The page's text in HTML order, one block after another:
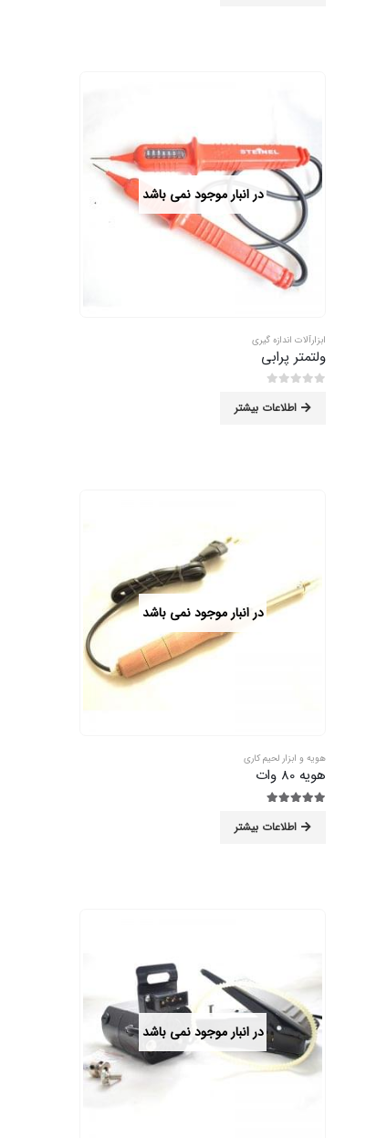
در انبار موجود نمی باشد
ابزارآلات اندازه گیری
ولتمتر پرابی
اطلاعات بیشتر
در انبار موجود نمی باشد
هویه و ابزار لحیم کاری
هویه 80 وات
اطلاعات بیشتر
در انبار موجود نمی باشد